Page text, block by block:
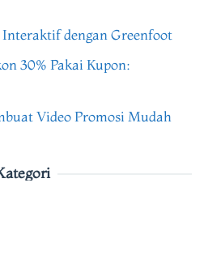
dengan Greenfoot
30% Pakai Kupon:
Video Promosi Mudah